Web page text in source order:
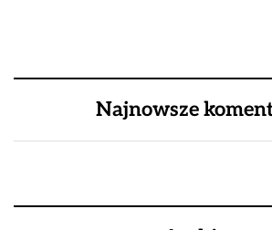
Najnowsze